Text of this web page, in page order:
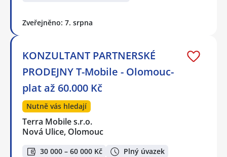
Zveřejněno: 7. srpna
KONZULTANT PARTNERSKÉ
PRODEJNY T-Mobile - Olomouc-
plat až 60.000 Kč
Nutně vás hledají
Terra Mobile s.r.o.
Nová Ulice, Olomouc
30 000 – 60 000 Kč Plný úvazek